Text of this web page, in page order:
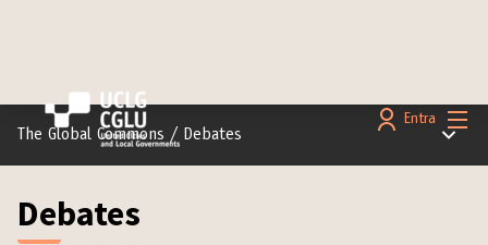
Entra
The Global Commons / Debates Menú
Debates